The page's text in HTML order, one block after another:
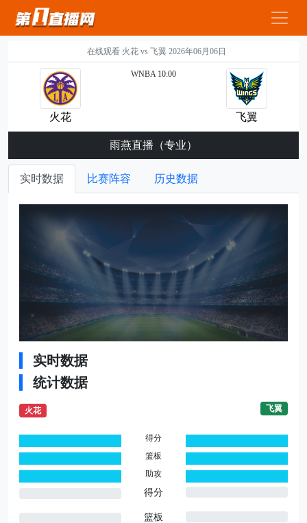
在线观看 火花 vs 飞翼 2026年06月06日
火花
WNBA 10:00
飞翼
雨燕直播（专业）
实时数据 比赛阵容 历史数据
实时数据
统计数据
火花 飞翼
得分
篮板
助攻
得分
篮板